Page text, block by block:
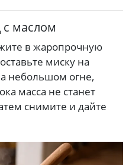
с маслом
в жаропрочную
миску на
небольшом огне,
масса не станет
снимите и дайте